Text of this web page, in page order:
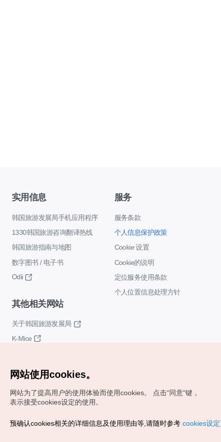
实用信息
韩国旅游发展局手机应用程序
1330韩国旅游咨询翻译热线
韩国旅游指南与地图
数字图书 / 电子书
Odii
服务
服务条款
个人信息保护政策
Cookie 设置
Cookie的说明
定位服务使用条款
个人位置信息处理方针
其他相关网站
关于韩国旅游发展局
K-Mice
Copyrights (c) 韩国旅游发展局版权所有
网站使用cookies。
网站为了提高用户的使用体验而使用cookies。
点击“同意"键，
表示接受cookies设定的使用。
预确认cookies相关的详细信息及使用理由等,请随时参考 cookies设